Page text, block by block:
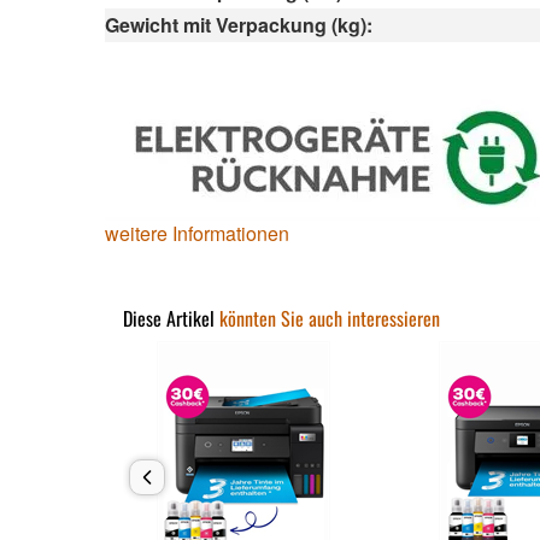
Gewicht mit Verpackung (kg):
weitere Informationen
Diese Artikel könnten Sie auch interessieren